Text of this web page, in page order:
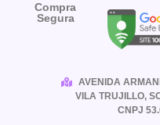
Compra
Segura
AVENIDA
VILA TRUJILLO,
CNPJ